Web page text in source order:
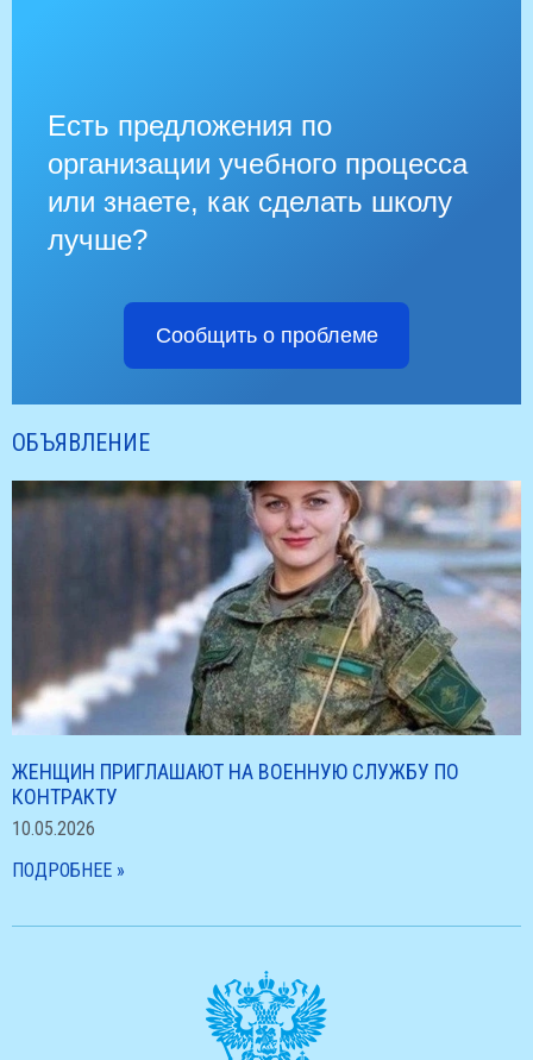
Есть предложения по
организации учебного процесса
или знаете, как сделать школу
лучше?
Сообщить о проблеме
ОБЪЯВЛЕНИЕ
ЖЕНЩИН ПРИГЛАШАЮТ НА ВОЕННУЮ СЛУЖБУ ПО
КОНТРАКТУ
10.05.2026
ПОДРОБНЕЕ »